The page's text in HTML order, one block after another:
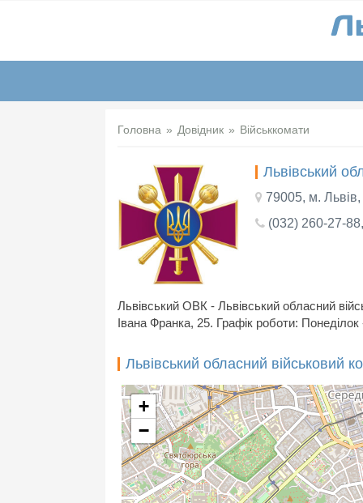
Головна Довідник Військкомати
Львівський
79005, м.
(032) 260-27-
Львівський ОВК - Львівський обласний
Івана Франка, 25. Графік роботи:
Львівський обласний військовий
+
−